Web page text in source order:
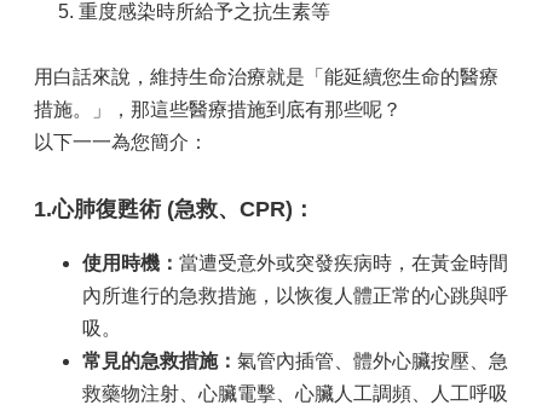
5. 重度感染時所給予之抗生素等
用白話來說，維持生命治療就是「能延續您生命的醫療
措施。」，那這些醫療措施到底有那些呢？
以下一一為您簡介：
1.心肺復甦術 (急救、CPR)：
使用時機： 當遭受意外或突發疾病時，在黃金時間
內所進行的急救措施，以恢復人體正常的心跳與呼
吸。
常見的急救措施： 氣管內插管、體外心臟按壓、急
救藥物注射、心臟電擊、心臟人工調頻、人工呼吸